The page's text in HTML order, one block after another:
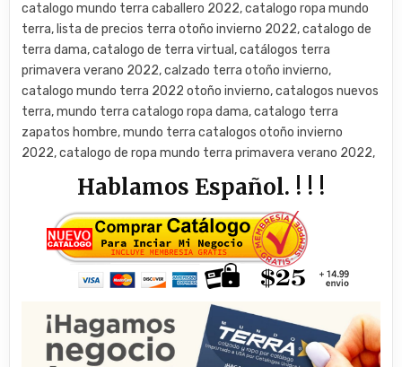
catalogo mundo terra caballero 2022, catalogo ropa mundo
terra, lista de precios terra otoño invierno 2022, catalogo de
terra dama, catalogo de terra virtual, catálogos terra
primavera verano 2022, calzado terra otoño invierno,
catalogo mundo terra 2022 otoño invierno, catalogos nuevos
terra, mundo terra catalogo ropa dama, catalogo terra
zapatos hombre, mundo terra catalogos otoño invierno
2022, catalogo de ropa mundo terra primavera verano 2022,
Hablamos Español. ! ! !